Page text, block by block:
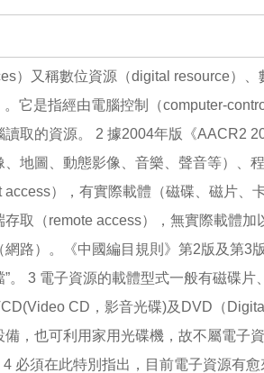
）又稱數位資源（digital resource）
它是指經由電腦控制（computer-
取的資源。 2 據2004年版《AACR2
、地圖、動態影像、音樂、聲音等）、
access），有實際載體（磁碟、磁片、
取（remote access），無實際載體加
路）。《中國編目規則》第2版及第3
。 3 電子資源的載體型式一般有磁碟
CD，影音光碟)及DVD（
，也可利用家用光碟機，故不屬電子
4 必須在此特別指出，目前電子資源有